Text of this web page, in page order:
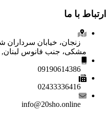
ارتباط با ما
مشکی، جنب فانوس لبنان,